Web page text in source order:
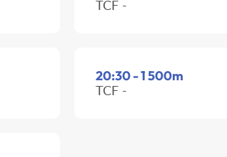
TCF -
20:30 - 1 500m
TCF -